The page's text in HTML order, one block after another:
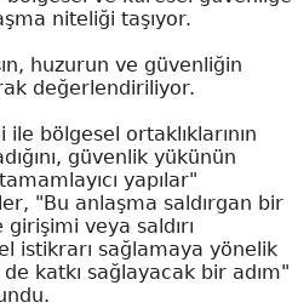
niteliği taşıyor.
huzurun ve güvenliğin
değerlendiriliyor.
bölgesel ortaklıklarının
güvenlik yükünün
yapılar"
"Bu anlaşma saldırgan bir
veya saldırı
istikrarı sağlamaya yönelik
katkı sağlayacak bir adım"